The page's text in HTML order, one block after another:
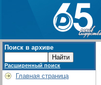
Поиск в архиве
Расширенный поиск
Главная страница